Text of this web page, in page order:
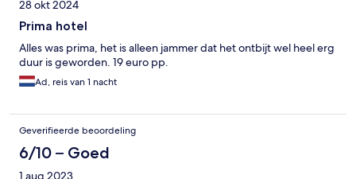
28 okt 2024
Prima hotel
Alles was prima, het is alleen jammer dat het ontbijt wel heel erg
duur is geworden. 19 euro pp.
Ad, reis van 1 nacht
Geverifieerde beoordeling
6/10 – Goed
1 aug 2023